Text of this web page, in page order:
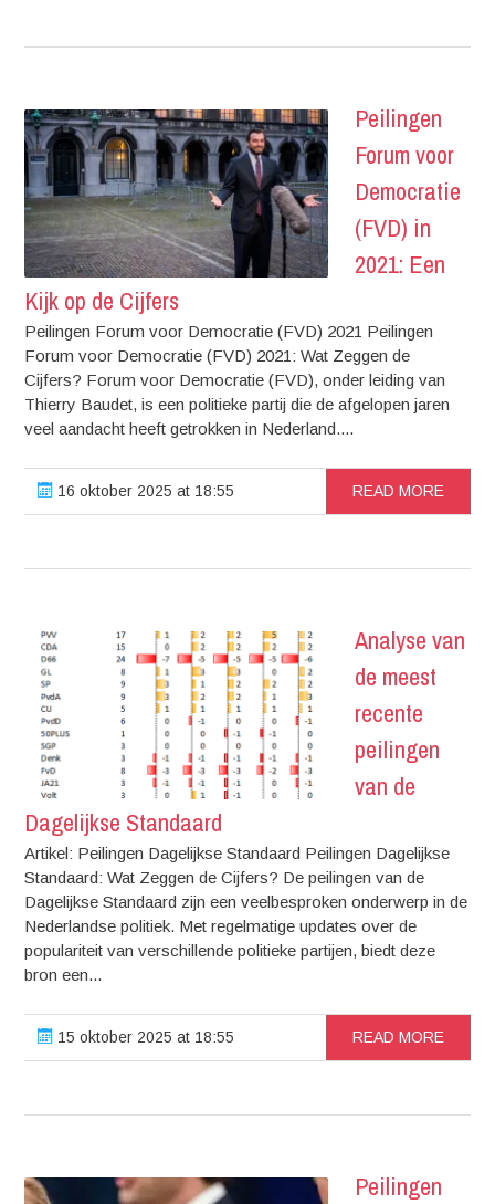
Peilingen
Forum voor
Democratie
(FVD) in
2021: Een
Kijk op de Cijfers
Peilingen Forum voor Democratie (FVD) 2021 Peilingen
Forum voor Democratie (FVD) 2021: Wat Zeggen de
Cijfers? Forum voor Democratie (FVD), onder leiding van
Thierry Baudet, is een politieke partij die de afgelopen jaren
veel aandacht heeft getrokken in Nederland....
16 oktober 2025 at 18:55 READ MORE
Analyse van
de meest
recente
peilingen
van de
Dagelijkse Standaard
Artikel: Peilingen Dagelijkse Standaard Peilingen Dagelijkse
Standaard: Wat Zeggen de Cijfers? De peilingen van de
Dagelijkse Standaard zijn een veelbesproken onderwerp in de
Nederlandse politiek. Met regelmatige updates over de
populariteit van verschillende politieke partijen, biedt deze
bron een...
15 oktober 2025 at 18:55 READ MORE
Peilingen